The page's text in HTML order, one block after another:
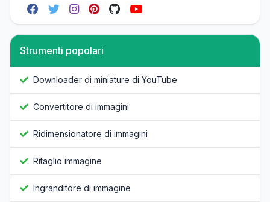
Strumenti popolari
Downloader di miniature di YouTube
Convertitore di immagini
Ridimensionatore di immagini
Ritaglio immagine
Ingranditore di immagine